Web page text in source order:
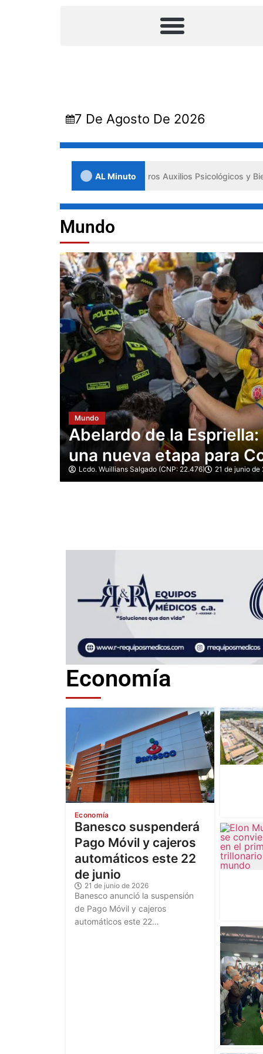
7 De Agosto De 2026
AL Minuto
los «Primeros Auxilios Psicológicos y Bienestar
Mundo
Mundo
Iván Cepeda exige
mesas y pide revisar
tras la ajustada
Lcdo. Wuillians Salgado (CNP: 22.476) 21 de junio de
Economía
Economía
Banesco suspenderá
Pago Móvil y cajeros
automáticos este 22
de junio
21 de junio de 2026
Banesco anunció la suspensión
de Pago Móvil y cajeros
automáticos este 22…